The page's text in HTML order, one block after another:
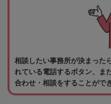
相談したい事務所が決まった
れている電話するボタン、ま
合わせ・相談をすることがで